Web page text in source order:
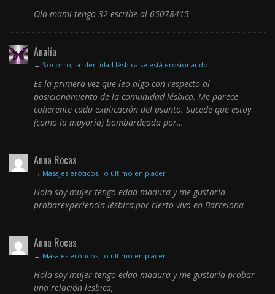
Ola mami tengo 32 escribe al 65078415
Analía
→ Socorro, la identidad lésbica se está erosionando
Es la primera vez que leo algo con respecto al
posicionamiento de la comunidad lésbica. Me parece
coherente cada explicación del asunto. Sucede que estoy
(como la mayoría) bombardeada por…
Anna Rocas
→ Masajes eróticos, lo último en placer
Hola soy mujer tengo edad madura y me gustaría
probarexperiencia lésbica,por cierto vivo en Barcelona
Anna Rocas
→ Masajes eróticos, lo último en placer
Hola soy mujer tengo edad madura y me gustaría probar
una relación lesbica,